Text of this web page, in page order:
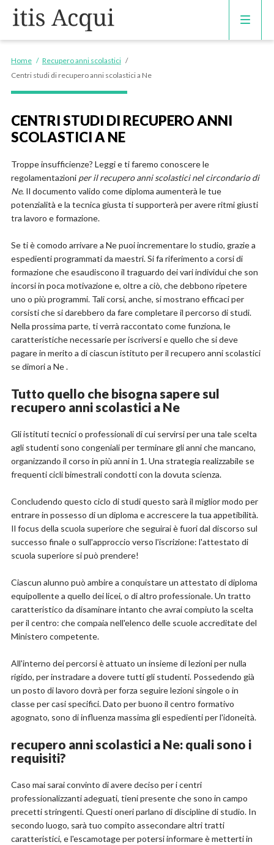
SCUOLE PRIVATE
Home / Recupero anni scolastici /
Centri studi di recupero anni scolastici a Ne
CENTRI STUDI DI RECUPERO ANNI
SCOLASTICI A NE
Troppe insufficienze? Leggi e ti faremo conoscere le
regolamentazioni per il recupero anni scolastici nel circondario di
Ne. Il documento valido come diploma aumenterà le tue
potenzialità e la tecnica giusta ti supporterà per avere ritmi giusti
tra lavoro e formazione.
Se ti è comodo arrivare a Ne puoi incrementare lo studio, grazie a
espedienti programmati da maestri. Si fa riferimento a corsi di
formazione che esaudiscono il traguardo dei vari individui che son
incorsi in poca motivazione e, oltre a ciò, che debbono ripetere
uno o più programmi. Tali corsi, anche, si mostrano efficaci per
corsisti che si darebbero da fare completare il percorso di studi.
Nella prossima parte, ti verrà raccontato come funziona, le
caratteristiche necessarie per iscriversi e quello che si deve
pagare in merito a di ciascun istituto per il recupero anni scolastici
se dimori a Ne .
Tutto quello che bisogna sapere sul
recupero anni scolastici a Ne
Gli istituti tecnici o professionali di cui servirsi per una tale scelta
agli studenti sono congeniali per terminare gli anni che mancano,
organizzando il corso in più anni in 1. Una strategia realizzabile se
frequenti cicli bimestrali condotti con la dovuta scienza.
Concludendo questo ciclo di studi questo sarà il miglior modo per
entrare in possesso di un diploma e accrescere la tua appetibilità.
Il focus della scuola superiore che seguirai è fuori dal discorso sul
successo finale o sull'approccio verso l'iscrizione: l'attestato di
scuola superiore si può prendere!
Ciascun alunno può ambire a conquistare un attestato di diploma
equipollente a quello dei licei, o di altro professionale. Un tratto
caratteristico da disaminare intanto che avrai compiuto la scelta
per il centro: che compaia nell'elenco delle scuole accreditate del
Ministero competente.
All'interno dei percorsi è attuato un insieme di lezioni per nulla
rigido, per instradare a dovere tutti gli studenti. Possedendo già
un posto di lavoro dovrà per forza seguire lezioni singole o in
classe per casi specifici. Dato per buono il centro formativo
agognato, sono di influenza massima gli espedienti per l'idoneità.
recupero anni scolastici a Ne: quali sono i
requisiti?
Caso mai sarai convinto di avere deciso per i centri
professionalizzanti adeguati, tieni presente che sono in campo
precetti stringenti. Questi oneri parlano di discipline di studio. In
secondo luogo, sarà tuo compito assecondare altri tratti
caratteristici, e l'escamotage per potersi informare è metterti in